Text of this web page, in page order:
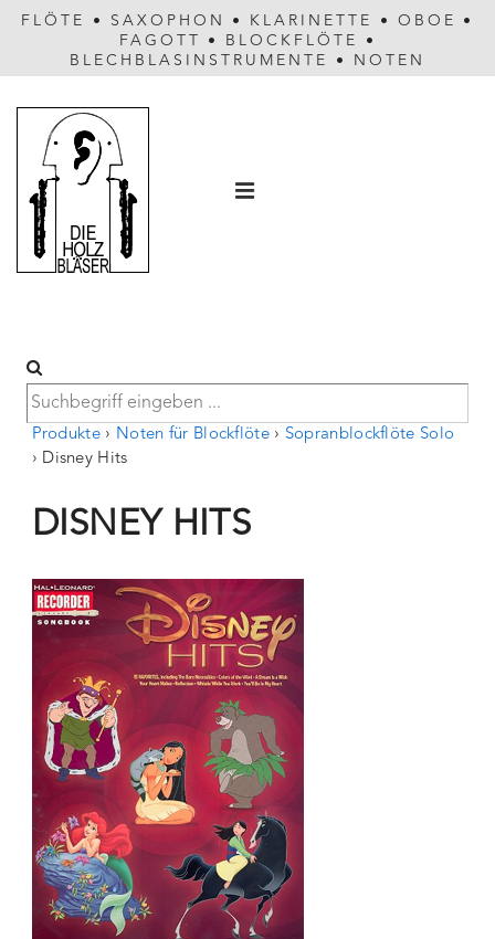
FLÖTE • SAXOPHON • KLARINETTE • OBOE
•
FAGOTT
• BLOCKFLÖTE
•
BLECHBLASINSTRUMENTE
• NOTEN
Produkte › Noten für Blockflöte › Sopranblockflöte Solo
› Disney Hits
DISNEY HITS